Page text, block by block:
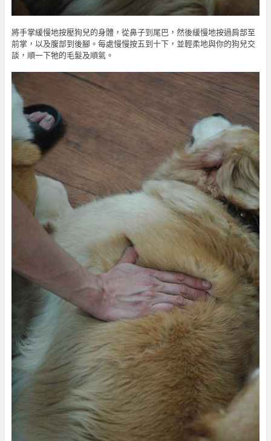
將手掌緩慢地按壓狗兒的身體，從鼻子到尾巴，然後緩慢地按過肩部至
前掌，以及腹部到後腳。每處慢慢按五到十下，並輕柔地與你的狗兒交
談，順一下牠的毛髮及順氣。